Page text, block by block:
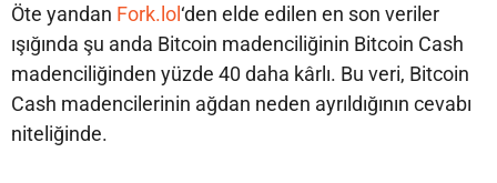
Öte yandan Fork.lol‘den elde edilen en son veriler
ışığında şu anda Bitcoin madenciliğinin Bitcoin Cash
madenciliğinden yüzde 40 daha kârlı. Bu veri, Bitcoin
Cash madencilerinin ağdan neden ayrıldığının cevabı
niteliğinde.